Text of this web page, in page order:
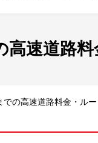
高速道路
の高速道路料金・ルー